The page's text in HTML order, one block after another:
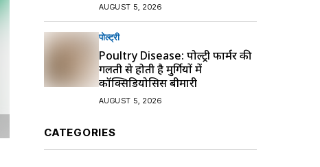
AUGUST 5, 2026
पोल्ट्री
Poultry Disease: पोल्ट्री फार्मर की
गलती से होती है मुर्गियों में
कॉक्सिडियोसिस बीमारी
AUGUST 5, 2026
CATEGORIES